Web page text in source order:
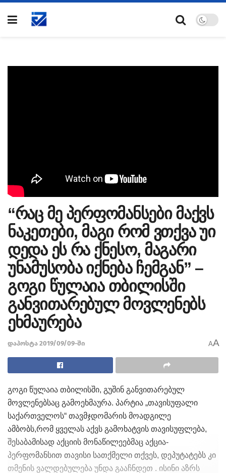
“რაც მე პერფომანსები მაქვს
ნაკეთები, მაგი რომ ვთქვა უი
დედა ეს რა ქნესო, მაგარი
უნამუსობა იქნება ჩემგან” –
გოგი წულაია თბილისში
განვითარებულ მოვლენებს
ეხმაურება
დაპოსტა 2019/09/09-ში AA
გოგი წულაია თბილისში, გუშინ განვითარებულ
მოვლენებსაც გამოეხმაურა. პარტია „თავისუფალი
საქართველოს“ თავმჯდომარის მოადგილე
ამბობს,რომ ყველას აქვს გამოხატვის თავისუფლება,
შესაბამისად აქციის მონაწილეებმაც აქცია-
პერფომანსით თავისი სათქმელი თქვეს, დეპუტატებს კი
თმენის ვალდებულება უნდა გააჩნდეთ . ისინი აზრს